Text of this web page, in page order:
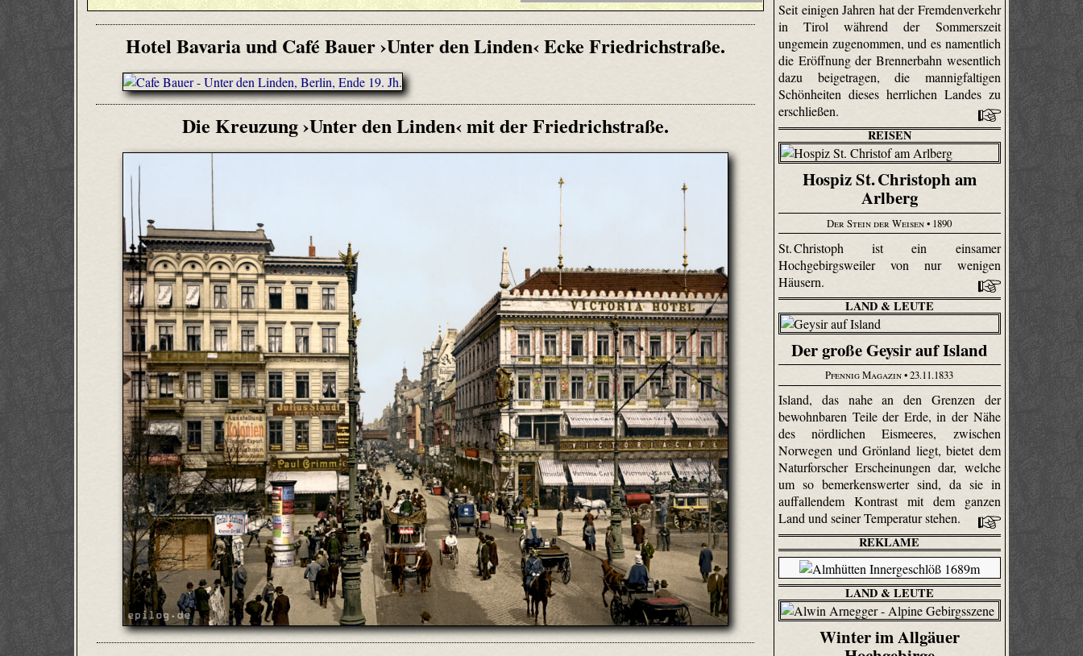
Hotel Bavaria und Café Bauer ›Unter den Linden‹ Ecke Friedrichstraße.
Die Kreuzung ›Unter den Linden‹ mit der Friedrichstraße.
Seit einigen Jahren hat der Fremdenverkehr
in Tirol während der Sommers­zeit
ungemein zugenommen, und es namentlich
die Eröffnung der Brennerbahn wesentlich
dazu beigetragen, die mannigfaltigen
Schönheiten dieses herrlichen Landes zu
erschließen.
REISEN
Hospiz St. Christoph am
Arlberg
Der Stein der Weisen• 1890
St. Christoph ist ein einsamer
Hochgebirgsweiler von nur wenigen
Häusern.
LAND & LEUTE
Der große Geysir auf Island
Pfennig Magazin• 23.11.1833
Island, das nahe an den Grenzen der
bewohnbaren Teile der Erde, in der Nähe
des nördlichen Eismeeres, zwischen
Norwegen und Grönland liegt, bietet dem
Naturforscher Erscheinungen dar, welche
um so bemerkenswerter sind, da sie in
auffallendem Kontrast mit dem ganzen
Land und seiner Temperatur stehen.
REKLAME
LAND & LEUTE
Winter im Allgäuer